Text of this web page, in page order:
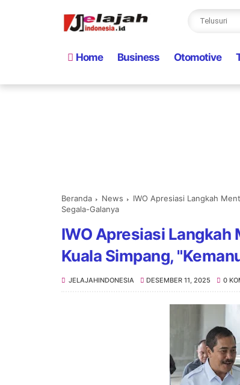
Home Business Otomotive
Beranda News
IWO Apresiasi Langkah
Segala-Galanya
IWO Apresiasi Langkah
Kuala Simpang,
JELAJAHINDONESIA DESEMBER 11, 2025 0